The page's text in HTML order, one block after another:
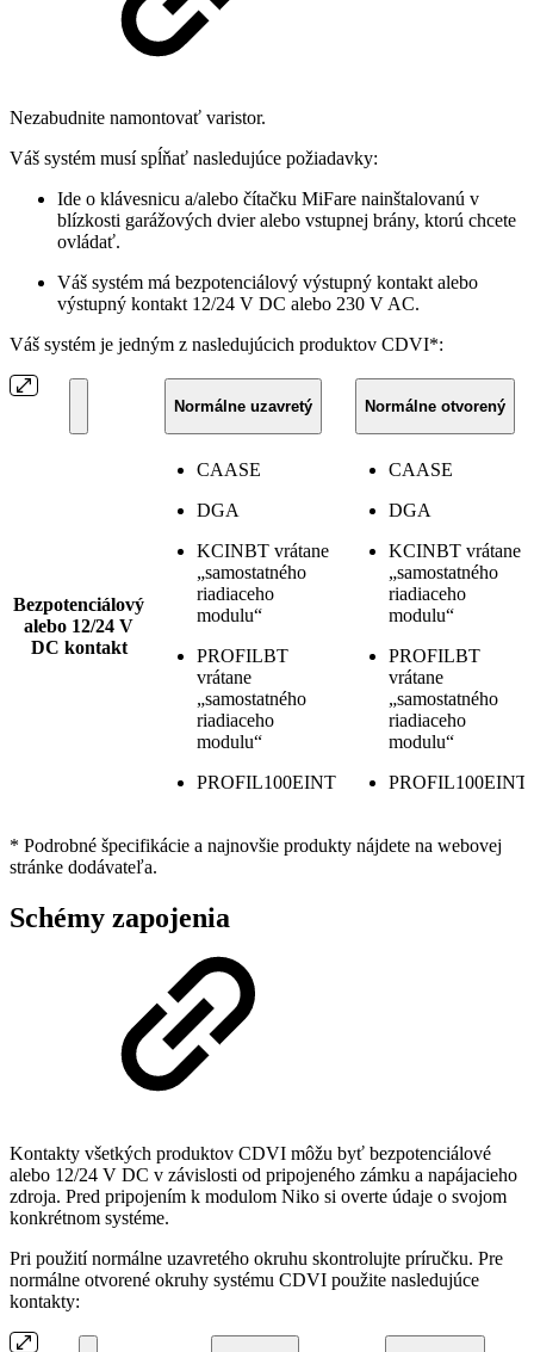
Nezabudnite namontovať varistor.
Váš systém musí spĺňať nasledujúce požiadavky:
Ide o klávesnicu a/alebo čítačku MiFare nainštalovanú v
blízkosti garážových dvier alebo vstupnej brány, ktorú chcete
ovládať.
Váš systém má bezpotenciálový výstupný kontakt alebo
výstupný kontakt 12/24 V DC alebo 230 V AC.
Váš systém je jedným z nasledujúcich produktov CDVI*:
Normálne uzavretý Normálne otvorený
Bezpotenciálový
alebo 12/24 V
DC kontakt
CAASE
DGA
KCINBT vrátane
„samostatného
riadiaceho
modulu“
PROFILBT
vrátane
„samostatného
riadiaceho
modulu“
PROFIL100EINT
CAASE
DGA
KCINBT vrátane
„samostatného
riadiaceho
modulu“
PROFILBT
vrátane
„samostatného
riadiaceho
modulu“
PROFIL100EINT
* Podrobné špecifikácie a najnovšie produkty nájdete na webovej
stránke dodávateľa.
Schémy zapojenia
Kontakty všetkých produktov CDVI môžu byť bezpotenciálové
alebo 12/24 V DC v závislosti od pripojeného zámku a napájacieho
zdroja. Pred pripojením k modulom Niko si overte údaje o svojom
konkrétnom systéme.
Pri použití normálne uzavretého okruhu skontrolujte príručku. Pre
normálne otvorené okruhy systému CDVI použite nasledujúce
kontakty: